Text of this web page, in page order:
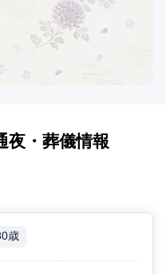
夜・葬儀情報
歳